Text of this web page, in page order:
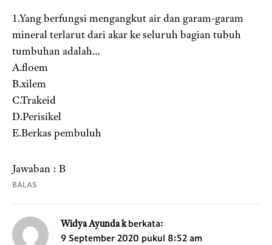
1.Yang berfungsi mengangkut air dan garam-garam
mineral terlarut dari akar ke seluruh bagian tubuh
tumbuhan adalah…
A.floem
B.xilem
C.Trakeid
D.Perisikel
E.Berkas pembuluh
Jawaban : B
BALAS
Widya Ayunda k berkata:
9 September 2020 pukul 8:52 am